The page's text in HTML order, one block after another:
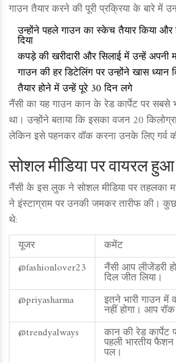
गाउन तैयार करने की पूरी प्रक्रिया के बारे में
उन्होंने पहले गाउन का स्केच तैयार किया
दिया
कपड़े की खरीदारी और सिलाई में उन्हें अपनी
गाउन की हर डिटेलिंग पर उन्होंने खास ध्यान
तैयार होने में उन्हें पूरे 30 दिन लगे
नैंसी का यह गाउन कान के रेड कार्पेट पर सबसे
था। उन्होंने बताया कि इसका वजन 20
लेकिन इसे पहनकर वॉक करना उनके लिए गर्व
सोशल मीडिया पर वायरल
नैंसी के इस लुक ने सोशल मीडिया पर तहलका
ने इंस्टाग्राम पर उनकी जमकर तारीफ की।
थे:
यूजर
कमेंट
@fashionlover23
नैंसी आप लीजेंडरी
दिल जीत लिया।
@priyasharma
इतने भारी गाउन
नहीं होगा। आप
@trendyalways
कान की रेड
पहली भारतीय फैशन
पल।